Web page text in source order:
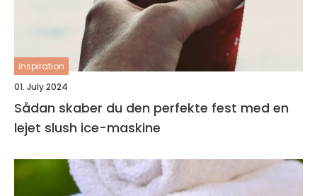
inspiration
01. July 2024
Sådan skaber du den perfekte fest med en
lejet slush ice-maskine